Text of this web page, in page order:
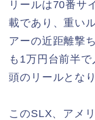
リールは70番サ
載であり、重い
アーの近距離撃
も1万円台前半
頭のリールとな
このSLX、アメ